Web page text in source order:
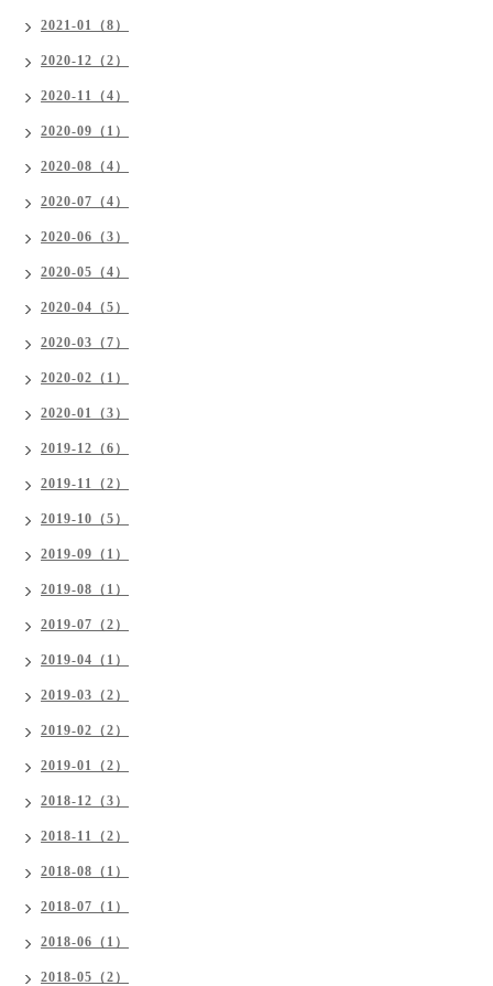
2021-01（8）
2020-12（2）
2020-11（4）
2020-09（1）
2020-08（4）
2020-07（4）
2020-06（3）
2020-05（4）
2020-04（5）
2020-03（7）
2020-02（1）
2020-01（3）
2019-12（6）
2019-11（2）
2019-10（5）
2019-09（1）
2019-08（1）
2019-07（2）
2019-04（1）
2019-03（2）
2019-02（2）
2019-01（2）
2018-12（3）
2018-11（2）
2018-08（1）
2018-07（1）
2018-06（1）
2018-05（2）